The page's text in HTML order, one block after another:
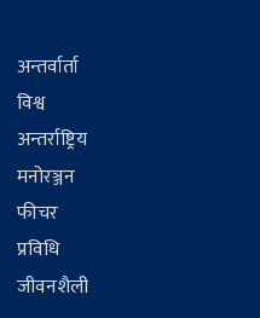
अन्तर्वार्ता
विश्व
अन्तर्राष्ट्रिय
मनोरञ्जन
फीचर
प्रविधि
जीवनशैली